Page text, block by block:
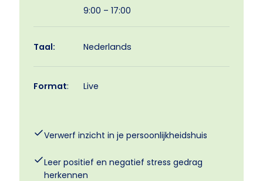
9:00 – 17:00
Taal: Nederlands
Format: Live
Verwerf inzicht in je persoonlijkheidshuis
Leer positief en negatief stress gedrag
herkennen